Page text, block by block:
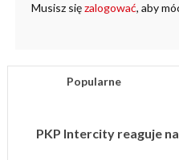
Musisz sięzalogować, aby
Popularne
PKP Intercity reaguje